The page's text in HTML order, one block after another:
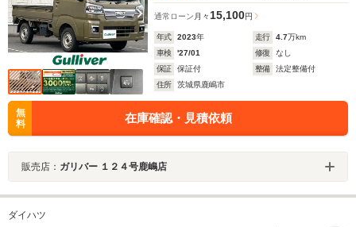
通常ローン 月々 15,100円
年式 2023年 走行 4.7万km
車検
'27/01 修復
なし
保証
保証付 整備
法定整備付
住所
茨城県鹿嶋市
無
料
在庫確認・見積依頼
販売店： ガリバー １２４号鹿嶋店
ダイハツ